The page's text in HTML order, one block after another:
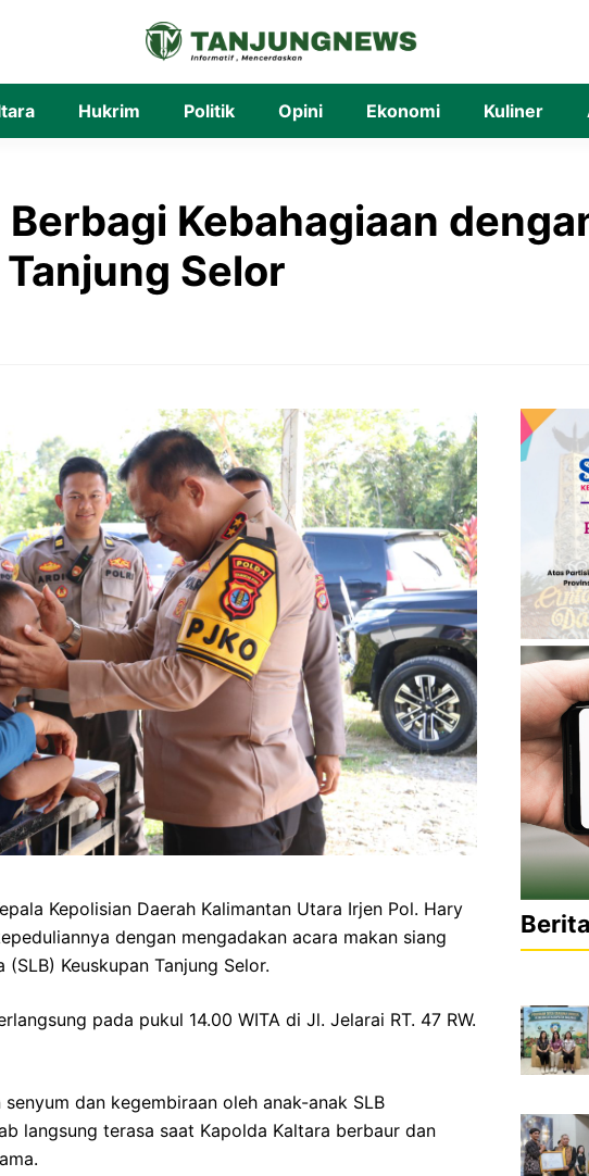
Hukrim Politik Opini Ekonomi Kuliner
Kebahagiaan
Selor
Kepolisian Daerah Kalimantan Utara Irjen Pol. Hary
dengan mengadakan acara makan siang
Keuskupan Tanjung Selor.
pada pukul 14.00 WITA di Jl. Jelarai RT. 47 RW.
dan kegembiraan oleh anak-anak SLB
langsung terasa saat Kapolda Kaltara berbaur dan